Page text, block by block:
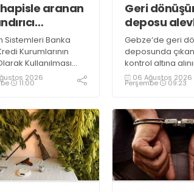
hapisle aranan
Sistemleri Banka
Kurumlarının
Kullanılması
Dolandırıcılık”
11 yıl 3 ay
şahıs yakalandı
2026
11:00
Geri
deposu
teslim oldu
Gebze’de geri
deposunda
kontrol altına
duman sebebiyle
D100
06 Ağustos 2026
Perşembe 09:23